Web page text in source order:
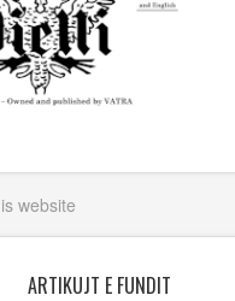
ARTIKUJT E FUNDIT